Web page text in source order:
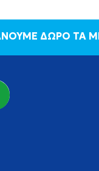
ΔΩΡΟ ΤΑ